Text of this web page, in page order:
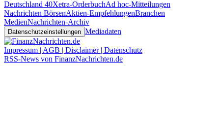
Deutschland 40Xetra-OrderbuchAd hoc-Mitteilungen
Nachrichten BörsenAktien-EmpfehlungenBranchen
MedienNachrichten-Archiv
Datenschutzeinstellungen Mediadaten
Impressum | AGB | Disclaimer | Datenschutz
RSS-News von FinanzNachrichten.de